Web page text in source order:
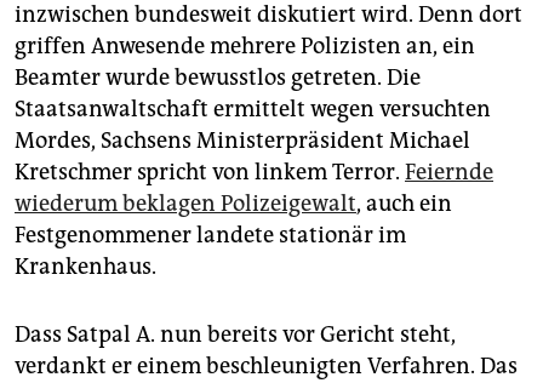
inzwischen bundesweit diskutiert wird. Denn dort
griffen Anwesende mehrere Polizisten an, ein
Beamter wurde bewusstlos getreten. Die
Staatsanwaltschaft ermittelt wegen versuchten
Mordes, Sachsens Ministerpräsident Michael
Kretschmer spricht von linkem Terror. Feiernde
wiederum beklagen Polizeigewalt, auch ein
Festgenommener landete stationär im
Krankenhaus.
Dass Satpal A. nun bereits vor Gericht steht,
verdankt er einem beschleunigten Verfahren. Das